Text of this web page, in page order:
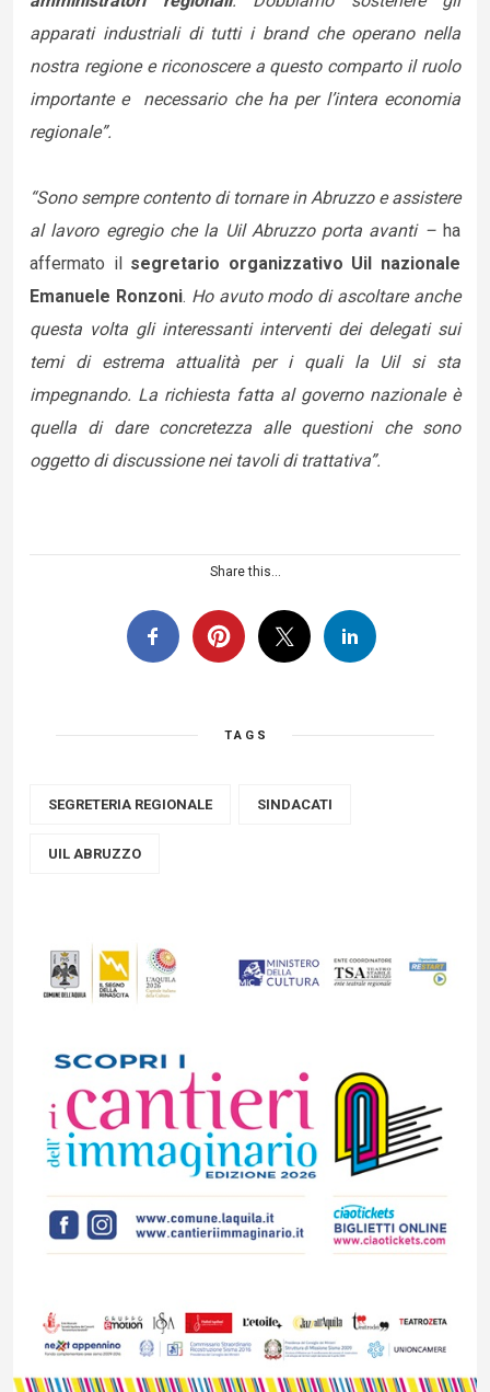
apparati industriali di tutti i brand che operano nella
nostra regione e riconoscere a questo comparto il ruolo
importante e necessario che ha per l’intera economia
regionale”.
“Sono sempre contento di tornare in Abruzzo e assistere
al lavoro egregio che la Uil Abruzzo porta avanti – ha
affermato il segretario organizzativo Uil nazionale
Emanuele Ronzoni. Ho avuto modo di ascoltare anche
questa volta gli interessanti interventi dei delegati sui
temi di estrema attualità per i quali la Uil si sta
impegnando. La richiesta fatta al governo nazionale è
quella di dare concretezza alle questioni che sono
oggetto di discussione nei tavoli di trattativa”.
Share this...
TAGS
SEGRETERIA REGIONALE SINDACATI
UIL ABRUZZO